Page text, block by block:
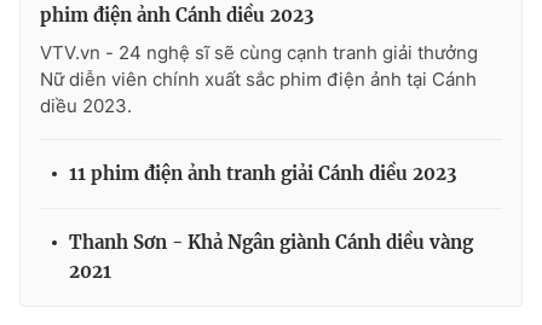
phim điện ảnh Cánh diều 2023
VTV.vn - 24 nghệ sĩ sẽ cùng cạnh tranh giải thưởng
Nữ diễn viên chính xuất sắc phim điện ảnh tại Cánh
diều 2023.
11 phim điện ảnh tranh giải Cánh diều 2023
Thanh Sơn - Khả Ngân giành Cánh diều vàng
2021